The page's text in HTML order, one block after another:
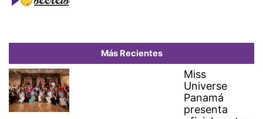
Más Recientes
Miss
Universe
Panamá
presenta